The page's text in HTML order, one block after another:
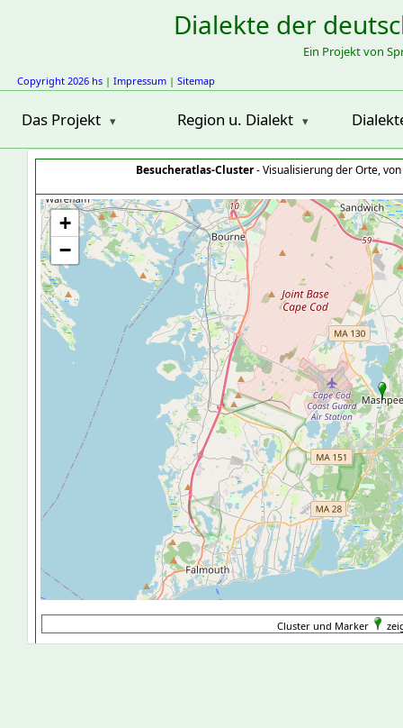
Dialekte der
Ein Projekt von
Copyright 2026 hs | Impressum | Sitemap
Das Projekt Region u. Dialekt
Besucheratlas-Cluster- Visualisierung der Orte,
+
−
Cluster und Marker